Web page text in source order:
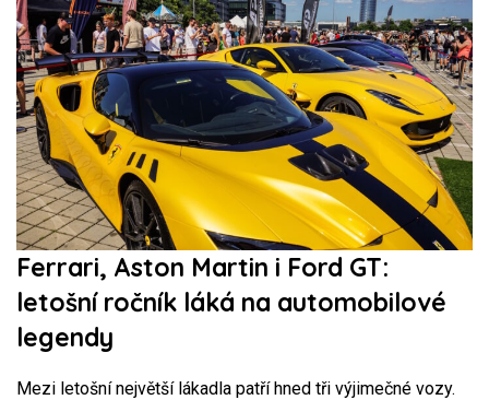
Ferrari, Aston Martin i Ford GT:
letošní ročník láká na automobilové
legendy
Mezi letošní největší lákadla patří hned tři výjimečné vozy.